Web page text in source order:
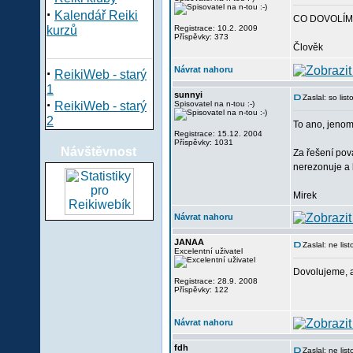
· Kalendář Reiki
kurzů
· ReikiWeb - starý
1
· ReikiWeb - starý
2
Návštěvnost
Registrace: 10.2. 2009
Příspěvky: 373
CO
Člověk
Návrat nahoru
sunnyi
Spisovatel na n-tou :-)
Registrace: 15.12. 2004
Příspěvky: 1031
Zaslal: so
To ano,
Za řešení
nerezonuje a
Mirek
Návrat nahoru
JANAA
Excelentní uživatel
Registrace: 28.9. 2008
Příspěvky: 122
Zaslal: ne
Dovolujeme,
Návrat nahoru
fdh Zaslal: ne